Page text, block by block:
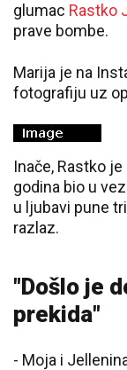
glumac Rastko
prave bombe.
Marija je na
fotografiju uz
Inače, Rastko
godina bio u
u ljubavi pune
razlaz.
"Došlo je
prekida"
- Moja i